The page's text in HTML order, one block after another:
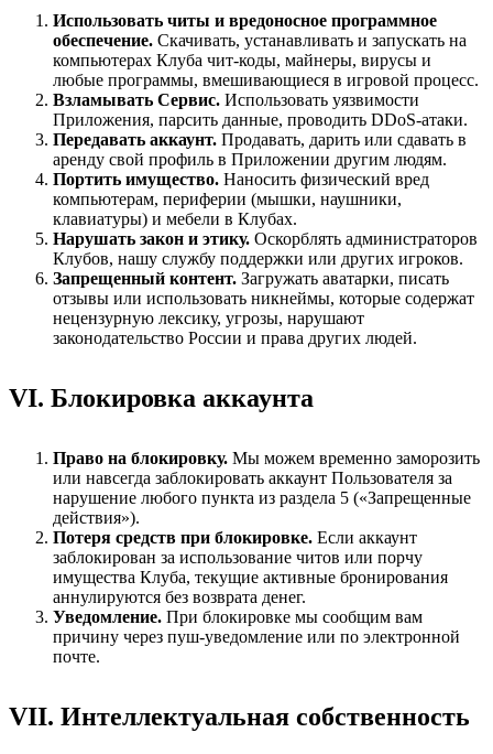
Использовать читы и вредоносное программное
обеспечение. Скачивать, устанавливать и запускать на
компьютерах Клуба чит-коды, майнеры, вирусы и
любые программы, вмешивающиеся в игровой процесс.
Взламывать Сервис. Использовать уязвимости
Приложения, парсить данные, проводить DDoS-атаки.
Передавать аккаунт. Продавать, дарить или сдавать в
аренду свой профиль в Приложении другим людям.
Портить имущество. Наносить физический вред
компьютерам, периферии (мышки, наушники,
клавиатуры) и мебели в Клубах.
Нарушать закон и этику. Оскорблять администраторов
Клубов, нашу службу поддержки или других игроков.
Запрещенный контент. Загружать аватарки, писать
отзывы или использовать никнеймы, которые содержат
нецензурную лексику, угрозы, нарушают
законодательство России и права других людей.
VI. Блокировка аккаунта
Право на блокировку. Мы можем временно заморозить
или навсегда заблокировать аккаунт Пользователя за
нарушение любого пункта из раздела 5 («Запрещенные
действия»).
Потеря средств при блокировке. Если аккаунт
заблокирован за использование читов или порчу
имущества Клуба, текущие активные бронирования
аннулируются без возврата денег.
Уведомление. При блокировке мы сообщим вам
причину через пуш-уведомление или по электронной
почте.
VII. Интеллектуальная собственность